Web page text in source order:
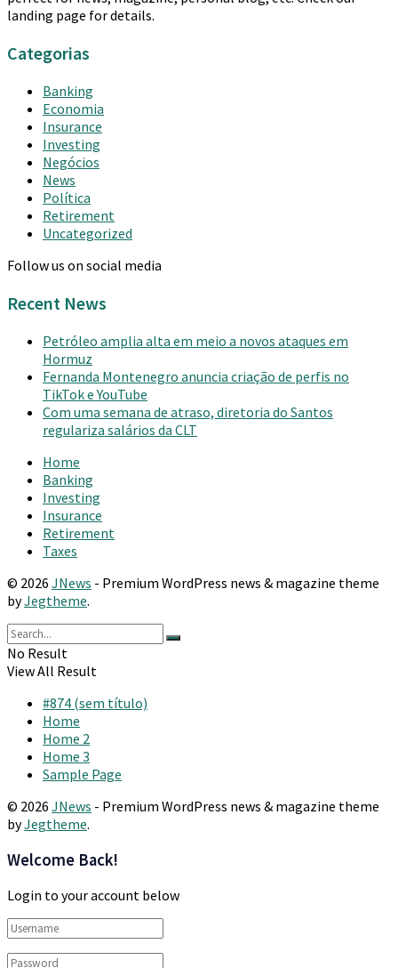
landing page for details.
Categorias
Banking
Economia
Insurance
Investing
Negócios
News
Política
Retirement
Uncategorized
Follow us on social media
Recent News
Petróleo amplia alta em meio a novos ataques em
Hormuz
Fernanda Montenegro anuncia criação de perfis no
TikTok e YouTube
Com uma semana de atraso, diretoria do Santos
regulariza salários da CLT
Home
Banking
Investing
Insurance
Retirement
Taxes
© 2026 JNews - Premium WordPress news & magazine theme
byJegtheme.
No Result
View All Result
#874 (sem título)
Home
Home 2
Home 3
Sample Page
© 2026 JNews - Premium WordPress news & magazine theme
byJegtheme.
Welcome Back!
Login to your account below